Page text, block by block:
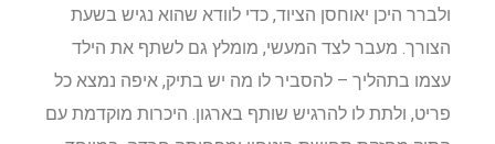
ולברר היכן יאוחסן הציוד, כדי לוודא שהוא נגיש בשעת
הצורך. מעבר לצד המעשי, מומלץ גם לשתף את הילד
עצמו בתהליך – להסביר לו מה יש בתיק, איפה נמצא כל
פריט, ולתת לו להרגיש שותף בארגון. היכרות מוקדמת עם